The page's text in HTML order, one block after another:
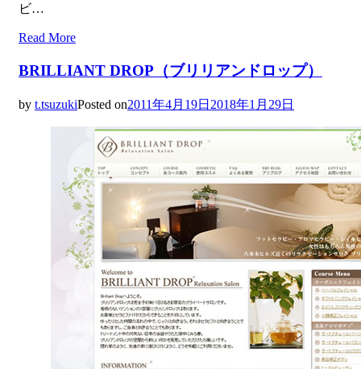
ビ…
Read More
BRILLIANT DROP（ブリリアンドロップ）
by t.tsuzukiPosted on2011年4月19日 2018年1月29日